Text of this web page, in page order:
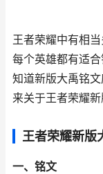
王者荣耀中有相
每个英雄都有适
知道新版大禹铭
来关于王者荣耀新
王者荣耀新版
一、铭文